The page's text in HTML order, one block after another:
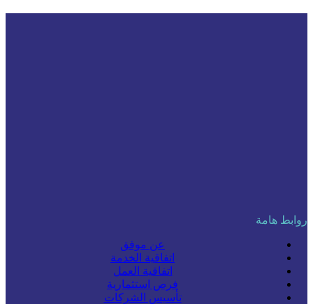
روابط هامة
عن موفق
اتفاقية الخدمة
اتفاقية العمل
فرص استثمارية
تأسيس الشركات